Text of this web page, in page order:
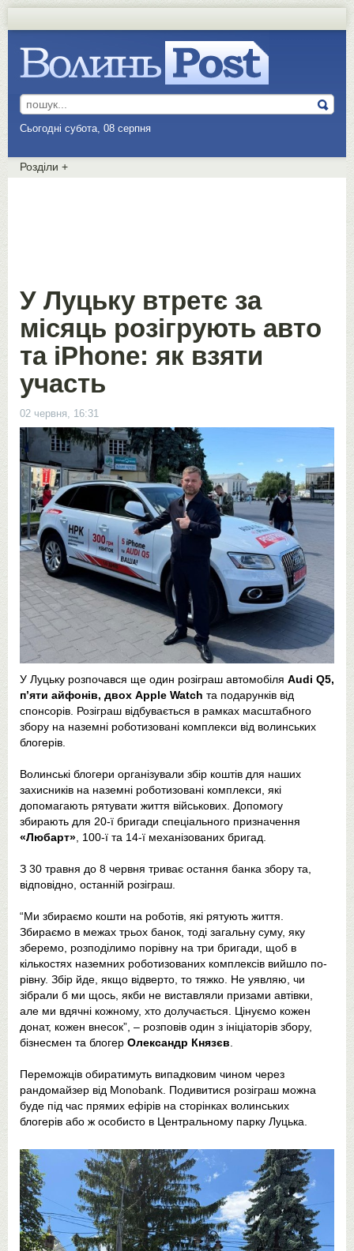
Сьогодні субота, 08 серпня
Розділи +
У Луцьку втретє за
місяць розігрують авто
та iPhone: як взяти
участь
02 червня, 16:31
У Луцьку розпочався ще один розіграш автомобіля Audi Q5,
пʼяти айфонів, двох Apple Watch та подарунків від
спонсорів. Розіграш відбувається в рамках масштабного
збору на наземні роботизовані комплекси від волинських
блогерів.
Волинські блогери організували збір коштів для наших
захисників на наземні роботизовані комплекси, які
допомагають рятувати життя військових. Допомогу
збирають для 20-ї бригади спеціального призначення
«Любарт» , 100-ї та 14-ї механізованих бригад.
З 30 травня до 8 червня триває остання банка збору та,
відповідно, останній розіграш.
“Ми збираємо кошти на роботів, які рятують життя.
Збираємо в межах трьох банок, тоді загальну суму, яку
зберемо, розподілимо порівну на три бригади, щоб в
кількостях наземних роботизованих комплексів вийшло по-
рівну. Збір йде, якщо відверто, то тяжко. Не уявляю, чи
зібрали б ми щось, якби не виставляли призами автівки,
але ми вдячні кожному, хто долучається. Цінуємо кожен
донат, кожен внесок”, – розповів один з ініціаторів збору,
бізнесмен та блогер Олександр Князєв
Переможців обиратимуть випадковим чином через
рандомайзер від Monobank. Подивитися розіграш можна
буде під час прямих ефірів на сторінках волинських
блогерів або ж особисто в Центральному парку Луцька.